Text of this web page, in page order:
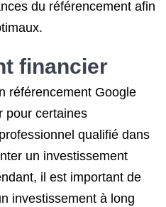
du référencement afin
financier
référencement Google
pour certaines
qualifié dans
un investissement
il est important de
investissement à long